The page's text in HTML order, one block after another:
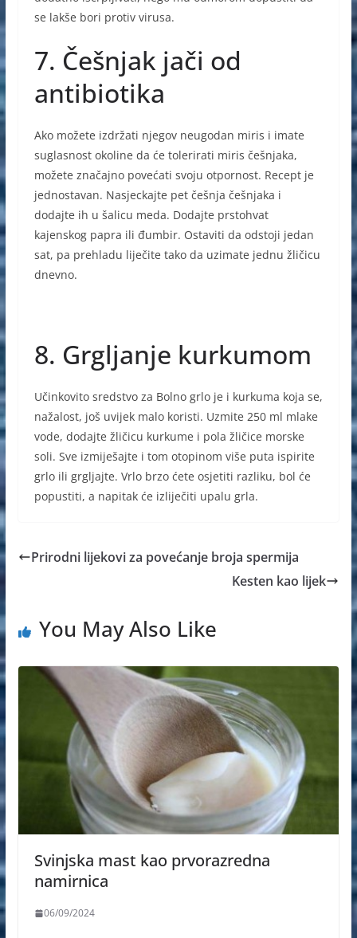
se lakše bori protiv virusa.
7. Češnjak jači od
antibiotika
Ako možete izdržati njegov neugodan miris i imate
suglasnost okoline da će tolerirati miris češnjaka,
možete značajno povećati svoju otpornost. Recept je
jednostavan. Nasjeckajte pet češnja češnjaka i
dodajte ih u šalicu meda. Dodajte prstohvat
kajenskog papra ili đumbir. Ostaviti da odstoji jedan
sat, pa prehladu liječite tako da uzimate jednu žličicu
dnevno.
8. Grgljanje kurkumom
Učinkovito sredstvo za Bolno grlo je i kurkuma koja se,
nažalost, još uvijek malo koristi. Uzmite 250 ml mlake
vode, dodajte žličicu kurkume i pola žličice morske
soli. Sve izmiješajte i tom otopinom više puta ispirite
grlo ili grgljajte. Vrlo brzo ćete osjetiti razliku, bol će
popustiti, a napitak će izliječiti upalu grla.
Prirodni lijekovi za povećanje broja spermija
Kesten kao lijek
You May Also Like
Svinjska mast kao prvorazredna
namirnica
06/09/2024